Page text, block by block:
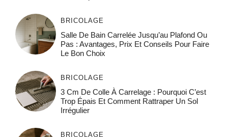
BRICOLAGE
Salle De Bain Carrelée Jusqu’au Plafond Ou
Pas : Avantages, Prix Et Conseils Pour Faire
Le Bon Choix
BRICOLAGE
3 Cm De Colle À Carrelage : Pourquoi C’est
Trop Épais Et Comment Rattraper Un Sol
Irrégulier
BRICOLAGE